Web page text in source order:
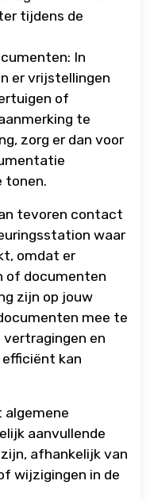
tijdens de
In
er vrijstellingen
of
te
zorg er dan voor
tonen.
tevoren contact
waar
omdat er
of documenten
zijn op jouw
mee te
vertragingen en
efficiënt kan
algemene
aanvullende
afhankelijk van
wijzigingen in de